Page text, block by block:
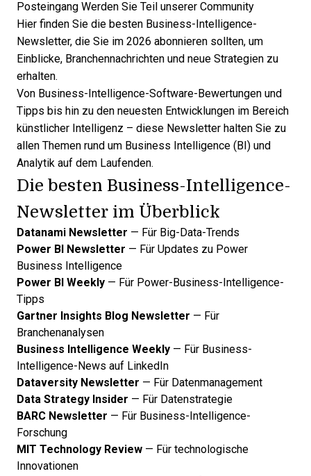
Posteingang Werden Sie Teil unserer Community
Hier finden Sie die besten Business-Intelligence-
Newsletter, die Sie im 2026 abonnieren sollten, um
Einblicke, Branchennachrichten und neue Strategien zu
erhalten.
Von Business-Intelligence-Software-Bewertungen und
Tipps bis hin zu den neuesten Entwicklungen im Bereich
künstlicher Intelligenz – diese Newsletter halten Sie zu
allen Themen rund um Business Intelligence (BI) und
Analytik auf dem Laufenden.
Die besten Business-Intelligence-
Newsletter im Überblick
Datanami Newsletter — Für Big-Data-Trends
Power BI Newsletter — Für Updates zu Power
Business Intelligence
Power BI Weekly — Für Power-Business-Intelligence-
Tipps
Gartner Insights Blog Newsletter — Für
Branchenanalysen
Business Intelligence Weekly — Für Business-
Intelligence-News auf LinkedIn
Dataversity Newsletter — Für Datenmanagement
Data Strategy Insider — Für Datenstrategie
BARC Newsletter — Für Business-Intelligence-
Forschung
MIT Technology Review — Für technologische
Innovationen